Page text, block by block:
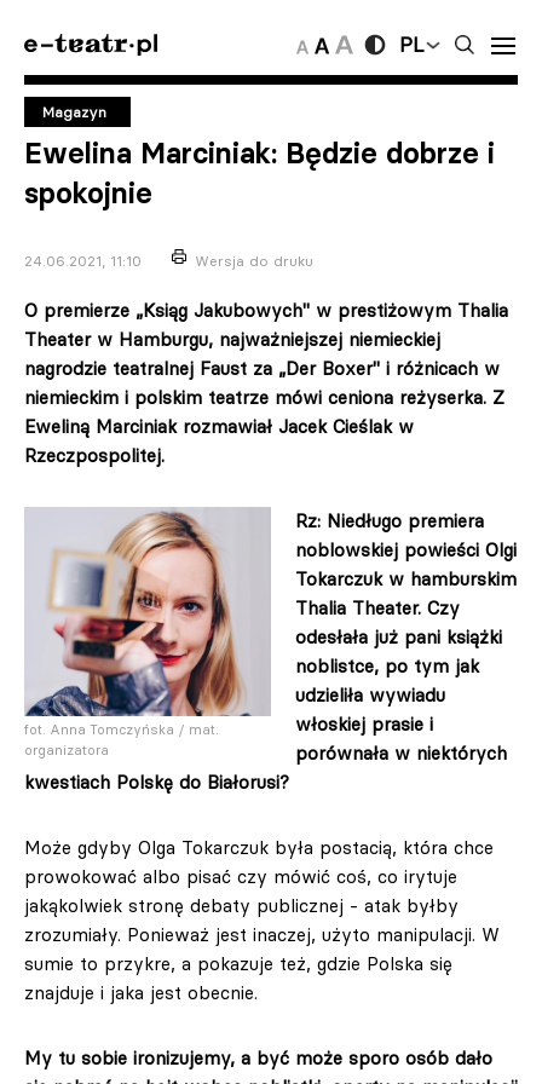
PL
Magazyn
Ewelina Marciniak: Będzie dobrze i
spokojnie
24.06.2021, 11:10 Wersja do druku
O premierze „Ksiąg Jakubowych" w prestiżowym Thalia
Theater w Hamburgu, najważniejszej niemieckiej
nagrodzie teatralnej Faust za „Der Boxer" i różnicach w
niemieckim i polskim teatrze mówi ceniona reżyserka. Z
Eweliną Marciniak rozmawiał Jacek Cieślak w
Rzeczpospolitej.
fot. Anna Tomczyńska / mat.
organizatora
Rz: Niedługo premiera
noblowskiej powieści Olgi
Tokarczuk w hamburskim
Thalia Theater. Czy
odesłała już pani książki
noblistce, po tym jak
udzieliła wywiadu
włoskiej prasie i
porównała w niektórych
kwestiach Polskę do Białorusi?
Może gdyby Olga Tokarczuk była postacią, która chce
prowokować albo pisać czy mówić coś, co irytuje
jakąkolwiek stronę debaty publicznej - atak byłby
zrozumiały. Ponieważ jest inaczej, użyto manipulacji. W
sumie to przykre, a pokazuje też, gdzie Polska się
znajduje i jaka jest obecnie.
My tu sobie ironizujemy, a być może sporo osób dało